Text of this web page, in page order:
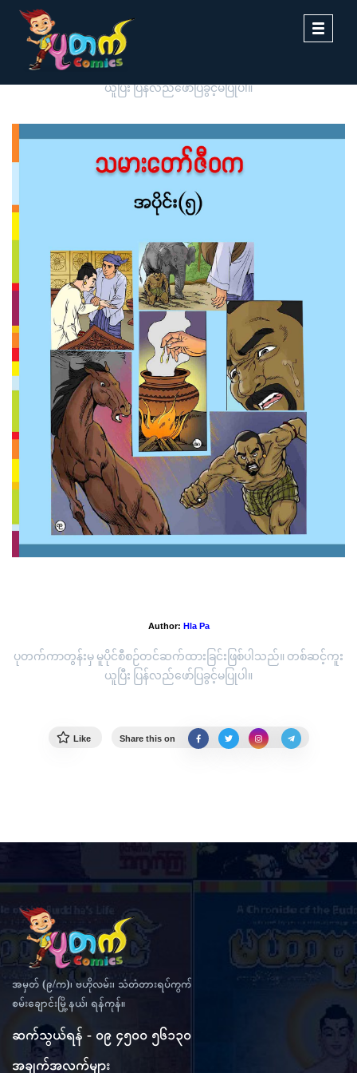
Toggle
ပုတက်ကာတွန်းမှ မူပိုင်စီစဉ်တင်ဆက်ထားခြင်းဖြစ်ပါသည်။ တစ်ဆင့်ကူး
ယူပြီး ပြန်လည်ဖော်ပြခွင့်မပြုပါ။
Author: Hla Pa
ပုတက်ကာတွန်းမှ မူပိုင်စီစဉ်တင်ဆက်ထားခြင်းဖြစ်ပါသည်။ တစ်ဆင့်ကူး
ယူပြီး ပြန်လည်ဖော်ပြခွင့်မပြုပါ။
Like Share this on
အမှတ် (၉/က)၊ ဗဟိုလမ်း၊ သံတံတားရပ်ကွက်
စမ်းချောင်းမြို့နယ်၊ ရန်ကုန်။
ဆက်သွယ်ရန် - ၀၉ ၄၅၀၀ ၅၆၁၃၀
အချက်အလက်များ